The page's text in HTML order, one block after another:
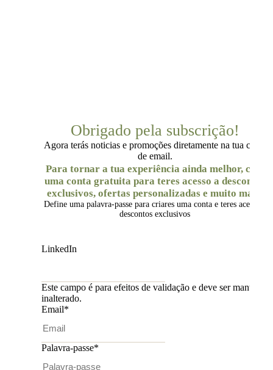
Obrigado pela subscrição!
Agora terás noticias e promoções diretamente na tua caixa
de email.
Para tornar a tua experiência ainda melhor, cria
uma conta gratuita para teres acesso a descontos
exclusivos, ofertas personalizadas e muito mais.
Define uma palavra-passe para criares uma conta e teres acesso a
descontos exclusivos
LinkedIn
Este campo é para efeitos de validação e deve ser mantido
inalterado.
Email*
Palavra-passe*